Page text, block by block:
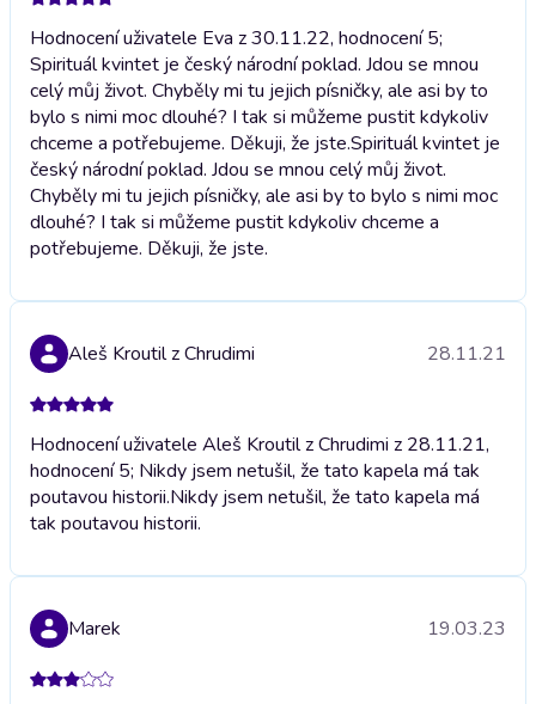
Hodnocení uživatele Eva z 30.11.22, hodnocení 5;
Spirituál kvintet je český národní poklad. Jdou se mnou
celý můj život. Chyběly mi tu jejich písničky, ale asi by to
bylo s nimi moc dlouhé? I tak si můžeme pustit kdykoliv
chceme a potřebujeme. Děkuji, že jste.Spirituál kvintet je
český národní poklad. Jdou se mnou celý můj život.
Chyběly mi tu jejich písničky, ale asi by to bylo s nimi moc
dlouhé? I tak si můžeme pustit kdykoliv chceme a
potřebujeme. Děkuji, že jste.
Aleš Kroutil z Chrudimi 28.11.21
Hodnocení uživatele Aleš Kroutil z Chrudimi z 28.11.21,
hodnocení 5; Nikdy jsem netušil, že tato kapela má tak
poutavou historii.Nikdy jsem netušil, že tato kapela má
tak poutavou historii.
Marek 19.03.23